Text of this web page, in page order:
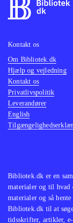
anlagt og
til NES for
målgruppen
få besvær
banerne.
voldeligt
Der findes
man kan
stillistisk set
Bibliotek.dk er en
materialer og til hvad
materialer og så
Bibliotek.dk til at
tidsskrifter, artikler,
Kontakt os
Om Bibliotek.dk
Hjælp og vejledning
Kontakt os
Privatlivspolitik
Leverandører
English